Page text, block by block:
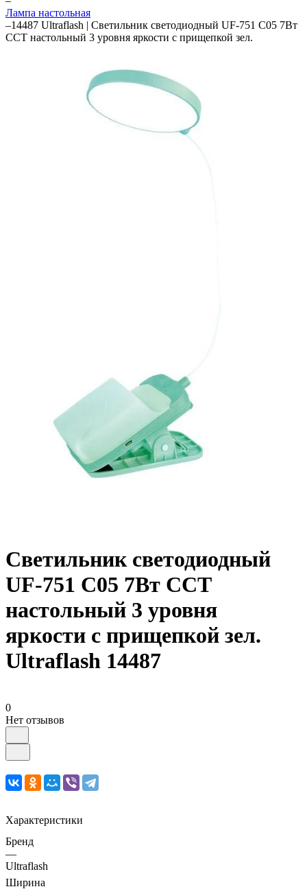
Лампа настольная
–14487 Ultraflash | Светильник светодиодный UF-751 C05 7Вт
ССТ настольный 3 уровня яркости с прищепкой зел.
Светильник светодиодный
UF-751 C05 7Вт ССТ
настольный 3 уровня
яркости с прищепкой зел.
Ultraflash 14487
0
Нет отзывов
Характеристики
Бренд
—
Ultraflash
Ширина